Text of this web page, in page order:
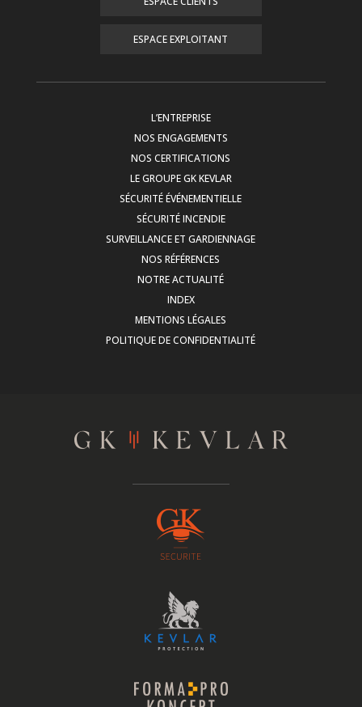
ESPACE EXPLOITANT
L’ENTREPRISE
NOS ENGAGEMENTS
NOS CERTIFICATIONS
LE GROUPE GK KEVLAR
SÉCURITÉ ÉVÉNEMENTIELLE
SÉCURITÉ INCENDIE
SURVEILLANCE ET GARDIENNAGE
NOS RÉFÉRENCES
NOTRE ACTUALITÉ
INDEX
MENTIONS LÉGALES
POLITIQUE DE CONFIDENTIALITÉ